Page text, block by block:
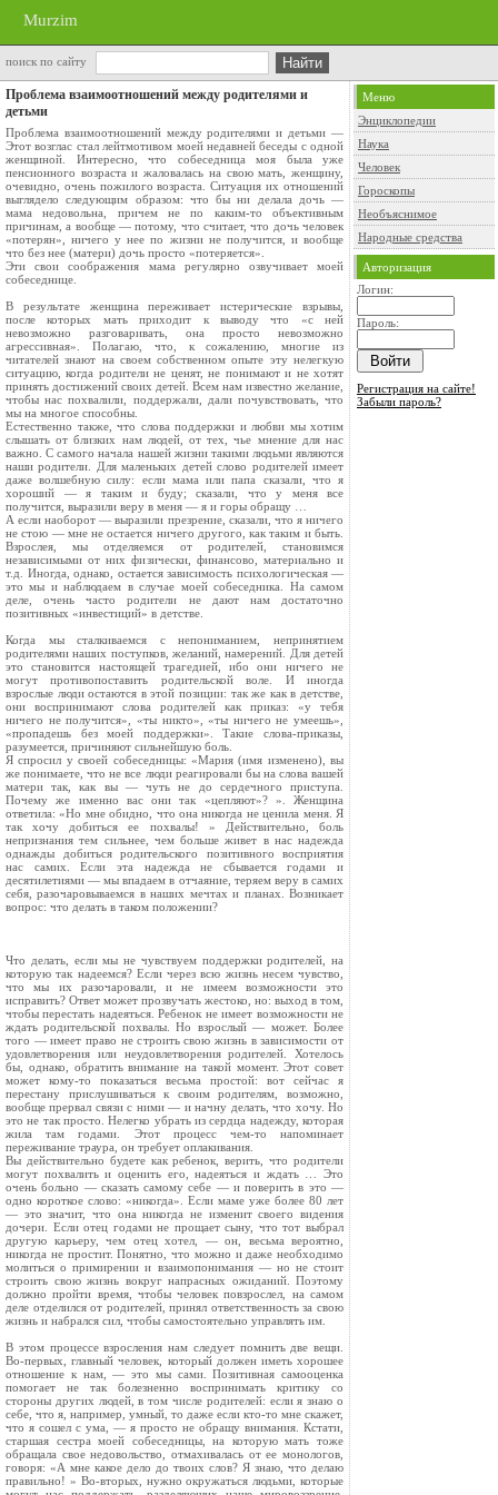
Murzim
поиск по сайту
Проблема взаимоотношений между родителями и
детьми
Проблема взаимоотношений между родителями и детьми —
Этот возглас стал лейтмотивом моей недавней беседы с одной
женщиной. Интересно, что собеседница моя была уже
пенсионного возраста и жаловалась на свою мать, женщину,
очевидно, очень пожилого возраста. Ситуация их отношений
выглядело следующим образом: что бы ни делала дочь —
мама недовольна, причем не по каким-то объективным
причинам, а вообще — потому, что считает, что дочь человек
«потерян», ничего у нее по жизни не получится, и вообще
что без нее (матери) дочь просто «потеряется».
Эти свои соображения мама регулярно озвучивает моей
собеседнице.
В результате женщина переживает истерические взрывы,
после которых мать приходит к выводу что «с ней
невозможно разговаривать, она просто невозможно
агрессивная». Полагаю, что, к сожалению, многие из
читателей знают на своем собственном опыте эту нелегкую
ситуацию, когда родители не ценят, не понимают и не хотят
принять достижений своих детей. Всем нам известно желание,
чтобы нас похвалили, поддержали, дали почувствовать, что
мы на многое способны.
Естественно также, что слова поддержки и любви мы хотим
слышать от близких нам людей, от тех, чье мнение для нас
важно. С самого начала нашей жизни такими людьми являются
наши родители. Для маленьких детей слово родителей имеет
даже волшебную силу: если мама или папа сказали, что я
хороший — я таким и буду; сказали, что у меня все
получится, выразили веру в меня — я и горы обращу …
А если наоборот — выразили презрение, сказали, что я ничего
не стою — мне не остается ничего другого, как таким и быть.
Взрослея, мы отделяемся от родителей, становимся
независимыми от них физически, финансово, материально и
т.д. Иногда, однако, остается зависимость психологическая —
это мы и наблюдаем в случае моей собеседника. На самом
деле, очень часто родители не дают нам достаточно
позитивных «инвестиций» в детстве.
Когда мы сталкиваемся с непониманием, непринятием
родителями наших поступков, желаний, намерений. Для детей
это становится настоящей трагедией, ибо они ничего не
могут противопоставить родительской воле. И иногда
взрослые люди остаются в этой позиции: так же как в детстве,
они воспринимают слова родителей как приказ: «у тебя
ничего не получится», «ты никто», «ты ничего не умеешь»,
«пропадешь без моей поддержки». Такие слова-приказы,
разумеется, причиняют сильнейшую боль.
Я спросил у своей собеседницы: «Мария (имя изменено), вы
же понимаете, что не все люди реагировали бы на слова вашей
матери так, как вы — чуть не до сердечного приступа.
Почему же именно вас они так «цепляют»? ». Женщина
ответила: «Но мне обидно, что она никогда не ценила меня. Я
так хочу добиться ее похвалы! » Действительно, боль
непризнания тем сильнее, чем больше живет в нас надежда
однажды добиться родительского позитивного восприятия
нас самих. Если эта надежда не сбывается годами и
десятилетиями — мы впадаем в отчаяние, теряем веру в самих
себя, разочаровываемся в наших мечтах и планах. Возникает
вопрос: что делать в таком положении?
Что делать, если мы не чувствуем поддержки родителей, на
которую так надеемся? Если через всю жизнь несем чувство,
что мы их разочаровали, и не имеем возможности это
исправить? Ответ может прозвучать жестоко, но: выход в том,
чтобы перестать надеяться. Ребенок не имеет возможности не
ждать родительской похвалы. Но взрослый — может. Более
того — имеет право не строить свою жизнь в зависимости от
удовлетворения или неудовлетворения родителей. Хотелось
бы, однако, обратить внимание на такой момент. Этот совет
может кому-то показаться весьма простой: вот сейчас я
перестану прислушиваться к своим родителям, возможно,
вообще прервал связи с ними — и начну делать, что хочу. Но
это не так просто. Нелегко убрать из сердца надежду, которая
жила там годами. Этот процесс чем-то напоминает
переживание траура, он требует оплакивания.
Вы действительно будете как ребенок, верить, что родители
могут похвалить и оценить его, надеяться и ждать … Это
очень больно — сказать самому себе — и поверить в это —
одно короткое слово: «никогда». Если маме уже более 80 лет
— это значит, что она никогда не изменит своего видения
дочери. Если отец годами не прощает сыну, что тот выбрал
другую карьеру, чем отец хотел, — он, весьма вероятно,
никогда не простит. Понятно, что можно и даже необходимо
молиться о примирении и взаимопонимания — но не стоит
строить свою жизнь вокруг напрасных ожиданий. Поэтому
должно пройти время, чтобы человек повзрослел, на самом
деле отделился от родителей, принял ответственность за свою
жизнь и набрался сил, чтобы самостоятельно управлять им.
В этом процессе взросления нам следует помнить две вещи.
Во-первых, главный человек, который должен иметь хорошее
отношение к нам, — это мы сами. Позитивная самооценка
помогает не так болезненно воспринимать критику со
стороны других людей, в том числе родителей: если я знаю о
себе, что я, например, умный, то даже если кто-то мне скажет,
что я сошел с ума, — я просто не обращу внимания. Кстати,
старшая сестра моей собеседницы, на которую мать тоже
обращала свое недовольство, отмахивалась от ее монологов,
говоря: «А мне какое дело до твоих слов? Я знаю, что делаю
правильно! » Во-вторых, нужно окружаться людьми, которые
Меню
Энциклопедии
Наука
Человек
Гороскопы
Необъяснимое
Народные средства
Авторизация
Логин:
Пароль:
Регистрация на сайте!
Забыли пароль?